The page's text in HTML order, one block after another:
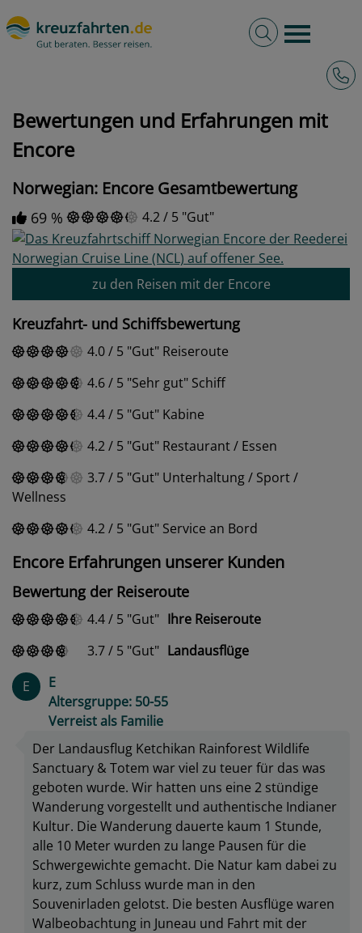
Burger
Volltextsuche
Bewertungen und Erfahrungen mit
Encore
Norwegian: Encore Gesamtbewertung
69 % 4.2/ 5 Gut
zu den Reisen mit der Encore
Kreuzfahrt- und Schiffsbewertung
4.0/ 5 Gut Reiseroute
4.6/ 5 Sehr gut Schiff
4.4/ 5 Gut Kabine
4.2/ 5 Gut Restaurant / Essen
3.7/ 5 Gut Unterhaltung / Sport /
Wellness
4.2/ 5 Gut Service an Bord
Encore Erfahrungen unserer Kunden
Bewertung der Reiseroute
4.4/ 5 Gut
Ihre Reiseroute
3.7/ 5 Gut
Landausflüge
E
E
Altersgruppe: 50-55
Verreist als Familie
Der Landausflug Ketchikan Rainforest Wildlife
Sanctuary & Totem war viel zu teuer für das was
geboten wurde. Wir hatten uns eine 2 stündige
Wanderung vorgestellt und authentische Indianer
Kultur. Die Wanderung dauerte kaum 1 Stunde,
alle 10 Meter wurden zu lange Pausen für die
Schwergewichte gemacht. Die Natur kam dabei zu
kurz, zum Schluss wurde man in den
Souvenirladen gelotst. Die besten Ausflüge waren
Walbeobachtung in Juneau und Fahrt mit der